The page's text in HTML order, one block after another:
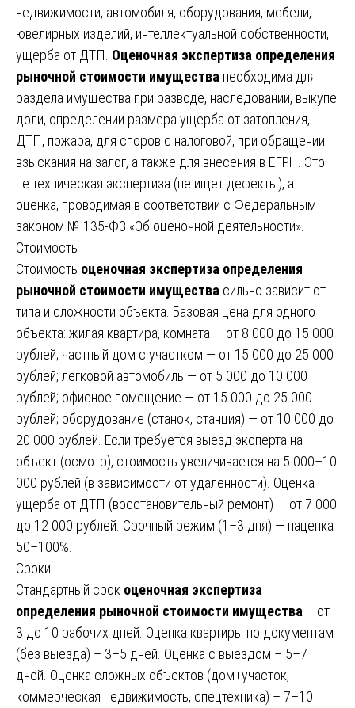
недвижимости, автомобиля, оборудования, мебели,
ювелирных изделий, интеллектуальной собственности,
ущерба от ДТП. Оценочная экспертиза определения
рыночной стоимости имущества необходима для
раздела имущества при разводе, наследовании, выкупе
доли, определении размера ущерба от затопления,
ДТП, пожара, для споров с налоговой, при обращении
взыскания на залог, а также для внесения в ЕГРН. Это
не техническая экспертиза (не ищет дефекты), а
оценка, проводимая в соответствии с Федеральным
законом № 135-ФЗ «Об оценочной деятельности».
Стоимость
Стоимость оценочная экспертиза определения
рыночной стоимости имущества сильно зависит от
типа и сложности объекта. Базовая цена для одного
объекта: жилая квартира, комната — от 8 000 до 15 000
рублей; частный дом с участком — от 15 000 до 25 000
рублей; легковой автомобиль — от 5 000 до 10 000
рублей; офисное помещение — от 15 000 до 25 000
рублей; оборудование (станок, станция) — от 10 000 до
20 000 рублей. Если требуется выезд эксперта на
объект (осмотр), стоимость увеличивается на 5 000–10
000 рублей (в зависимости от удалённости). Оценка
ущерба от ДТП (восстановительный ремонт) — от 7 000
до 12 000 рублей. Срочный режим (1–3 дня) — наценка
50–100%.
Сроки
Стандартный срок оценочная экспертиза
определения рыночной стоимости имущества – от
3 до 10 рабочих дней. Оценка квартиры по документам
(без выезда) – 3–5 дней. Оценка с выездом – 5–7
дней. Оценка сложных объектов (дом+участок,
коммерческая недвижимость, спецтехника) – 7–10